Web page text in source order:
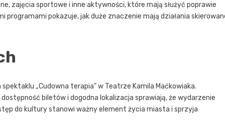
zajęcia sportowe i inne aktywności, które mają służyć poprawie
pokazuje, jak duże znaczenie mają działania
„Cudowna terapia” w Teatrze Kamila Maćkowiaka.
biletów i dogodna lokalizacja sprawiają, że wydarzenie
do kultury stanowi ważny element życia miasta i sprzyja